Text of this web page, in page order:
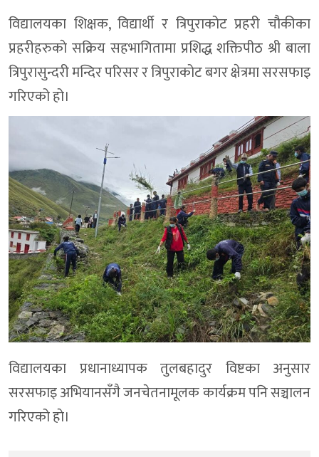
विद्यालयका शिक्षक, विद्यार्थी र त्रिपुराकोट प्रहरी चौकीका
प्रहरीहरुकाे सक्रिय सहभागितामा प्रशिद्ध शक्तिपीठ श्री बाला
त्रिपुरासुन्दरी मन्दिर परिसर र त्रिपुराकोट बगर क्षेत्रमा सरसफाइ
गरिएको हो।
विद्यालयका प्रधानाध्यापक तुलबहादुर विष्टका अनुसार
सरसफाइ अभियानसँगै जनचेतनामूलक कार्यक्रम पनि सञ्चालन
गरिएको हाे।